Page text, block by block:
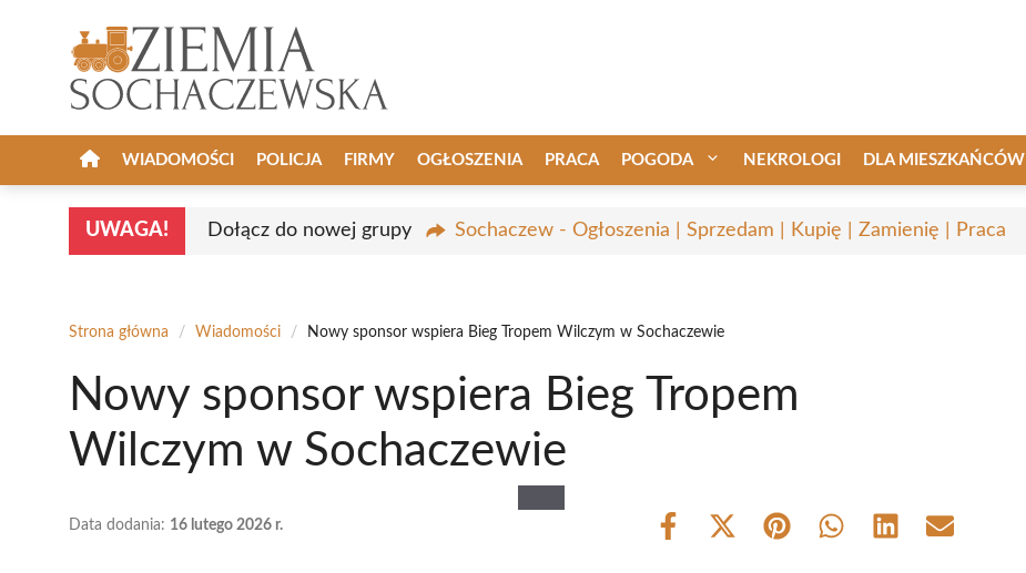
WIADOMOŚCI POLICJA FIRMY OGŁOSZENIA PRACA POGODA NEKROLOGI DLA MIESZKAŃCÓW
UWAGA! Dołącz do nowej grupy Sochaczew - Ogłoszenia | Sprzedam | Kupię | Zamienię | Praca
Strona główna / Wiadomości / Nowy sponsor wspiera Bieg Tropem Wilczym w Sochaczewie
Nowy sponsor wspiera Bieg Tropem
Wilczym w Sochaczewie
Data dodania: 16 lutego 2026 r.
Share
Share Share Share Share Share